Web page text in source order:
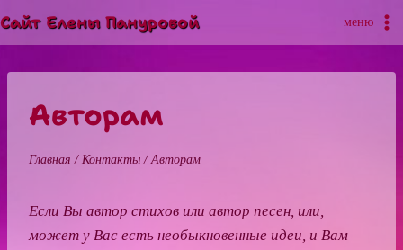
Перейти
к
Сайт Елены Пануровой меню
Авторам
Главная / Контакты / Авторам
Если Вы автор стихов или автор песен, или,
может у Вас есть необыкновенные идеи, и Вам